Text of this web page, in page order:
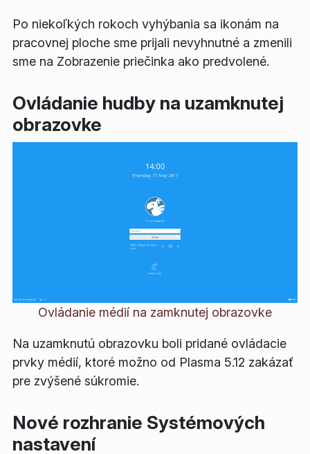
Po niekoľkých rokoch vyhýbania sa ikonám na
pracovnej ploche sme prijali nevyhnutné a zmenili
sme na Zobrazenie priečinka ako predvolené.
Ovládanie hudby na uzamknutej
obrazovke
Ovládanie médií na zamknutej obrazovke
Na uzamknutú obrazovku boli pridané ovládacie
prvky médií, ktoré možno od Plasma 5.12 zakázať
pre zvýšené súkromie.
Nové rozhranie Systémových
nastavení